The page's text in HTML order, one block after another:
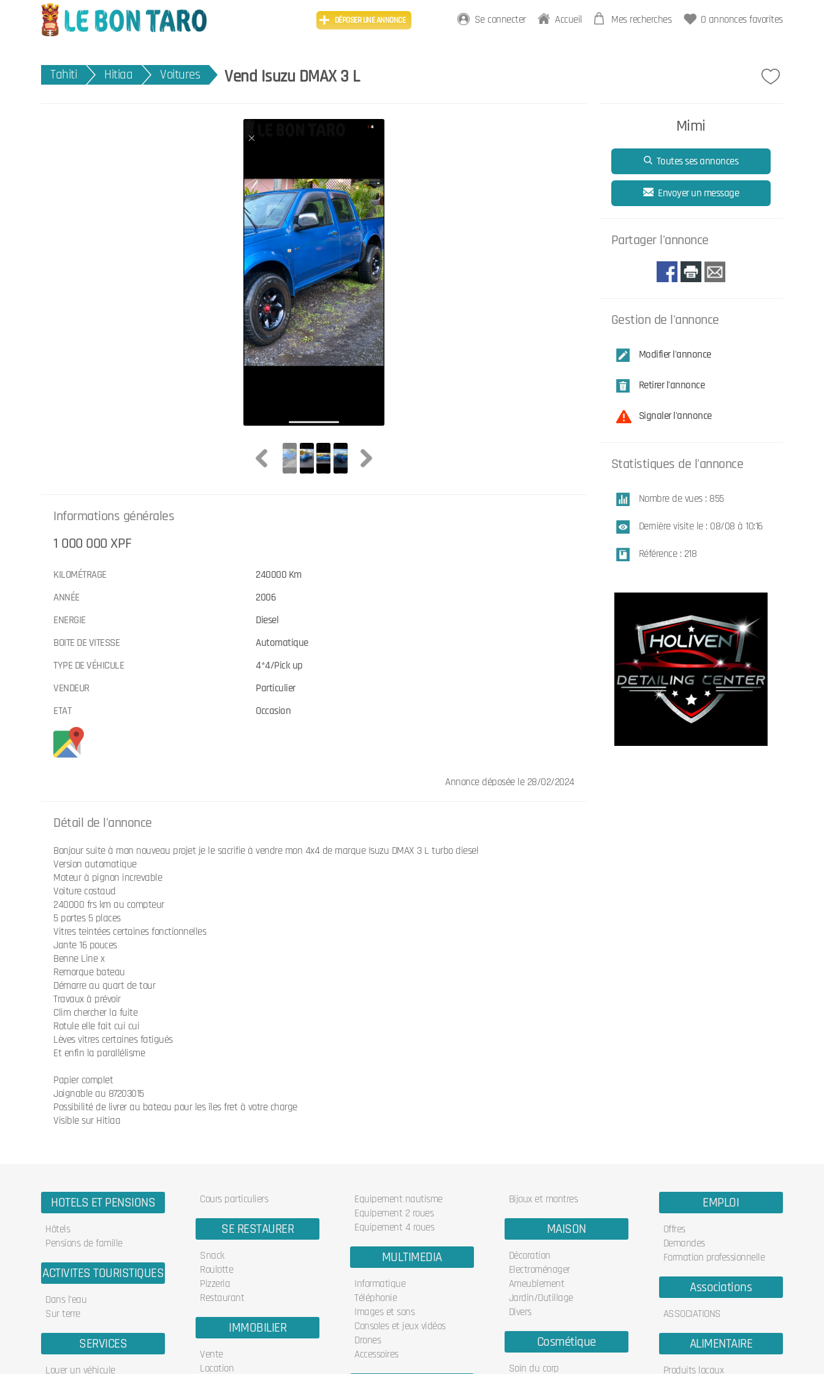
DÉPOSER UNE ANNONCE Se connecter Accueil Mes recherches 0 annonces favorites
Tahiti Hitiaa Voitures Vend Isuzu DMAX 3 L
Mimi
Toutes ses annonces
Envoyer un message
Informations générales
1 000 000 XPF
KILOMÉTRAGE
240000 Km
ANNÉE
2006
ENERGIE
Diesel
BOITE DE VITESSE
Automatique
TYPE DE VÉHICULE
4*4/Pick up
VENDEUR
Particulier
ETAT
Occasion
Annonce déposée le 28/02/2024
Détail de l'annonce
Bonjour suite à mon nouveau projet je le sacrifie à vendre mon 4x4 de marque Isuzu DMAX 3 L turbo diesel
Version automatique
Moteur à pignon increvable
Voiture costaud
240000 frs km au compteur
5 portes 5 places
Vitres teintées certaines fonctionnelles
Jante 16 pouces
Benne Line x
Remorque bateau
Démarre au quart de tour
Travaux à prévoir
Clim chercher la fuite
Rotule elle fait cui cui
Lèves vitres certaines fatigués
Et enfin la parallélisme
Papier complet
Joignable au 87203015
Possibilité de livrer au bateau pour les îles fret à votre charge
Visible sur Hitiaa
Partager l'annonce
Gestion de l'annonce
Modifier l'annonce
Retirer l'annonce
Signaler l'annonce
Statistiques de l'annonce
Nombre de vues : 855
Dernière visite le : 08/08 à 10:16
Référence : 218
HOTELS ET PENSIONS
Hôtels
Pensions de famille
ACTIVITES TOURISTIQUES
Dans l'eau
Sur terre
SERVICES
Louer un véhicule
Cours particuliers
SE RESTAURER
Snack
Roulotte
Pizzeria
Restaurant
IMMOBILIER
Vente
Location
Equipement nautisme
Equipement 2 roues
Equipement 4 roues
MULTIMEDIA
Informatique
Téléphonie
Images et sons
Consoles et jeux vidéos
Drones
Accessoires
Bijoux et montres
MAISON
Décoration
Electroménager
Ameublement
Jardin/Outillage
Divers
Cosmétique
Soin du corp
EMPLOI
Offres
Demandes
Formation professionnelle
Associations
ASSOCIATIONS
ALIMENTAIRE
Produits locaux